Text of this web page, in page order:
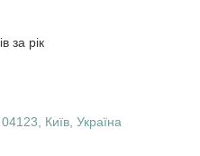
за рік
Київ, Україна